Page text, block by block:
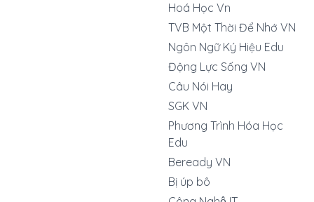
Hoá Học Vn
TVB Một Thời Để Nhớ VN
Ngôn Ngữ Ký Hiệu Edu
Động Lực Sống VN
Câu Nói Hay
SGK VN
Phương Trình Hóa Học
Edu
Beready VN
Bị úp bô